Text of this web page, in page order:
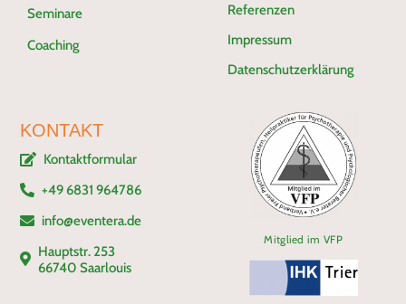
Seminare
Coaching
Referenzen
Impressum
Datenschutzerklärung
KONTAKT
Kontaktformular
+49 6831 964786
info@eventera.de
Hauptstr. 253
66740 Saarlouis
Mitglied im VFP